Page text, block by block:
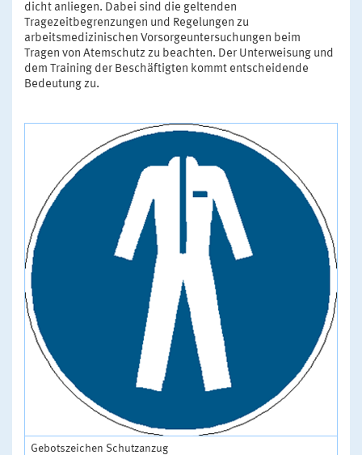
dicht anliegen. Dabei sind die geltenden
Tragezeitbegrenzungen und Regelungen zu
arbeitsmedizinischen Vorsorgeuntersuchungen beim
Tragen von Atemschutz zu beachten. Der Unterweisung und
dem Training der Beschäftigten kommt entscheidende
Bedeutung zu.
Gebotszeichen Schutzanzug